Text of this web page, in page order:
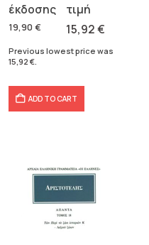
19,90 €
price
was:
15,92€
price
is:
Previous lowest price was
15,92 €
ADD TO CART